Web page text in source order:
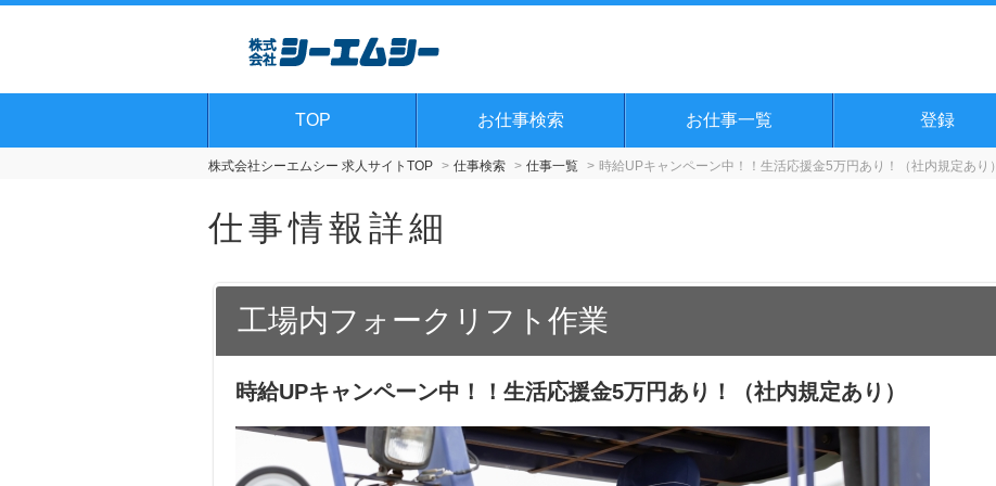
TOP お仕事検索 お仕事一覧 登録
株式会社シーエムシー 求人サイトTOP 仕事検索 仕事一覧 時給UPキャンペーン中！！生活応援金5万円あり！（社内規定あり）
仕事情報詳細
工場内フォークリフト作業
時給UPキャンペーン中！！生活応援金5万円あり！（社内規定あり）